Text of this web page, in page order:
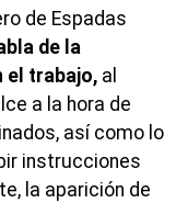
de Espadas
de la
el trabajo, al
a la hora de
así como lo
instrucciones
la aparición de